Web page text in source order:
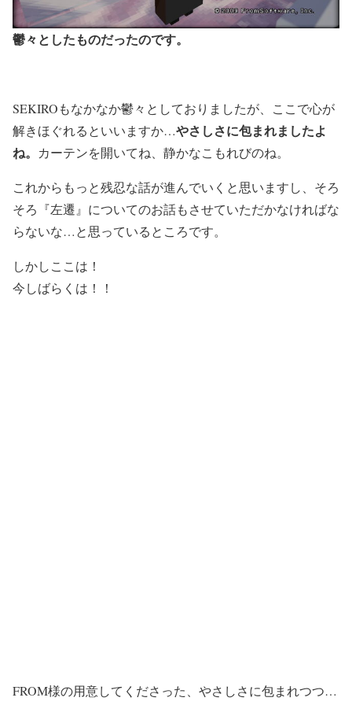
鬱々としたものだったのです。
SEKIROもなかなか鬱々としておりましたが、ここで心が
解きほぐれるといいますか…やさしさに包まれましたよ
ね。 カーテンを開いてね、静かなこもれびのね。
これからもっと残忍な話が進んでいくと思いますし、そろ
そろ『左遷』についてのお話もさせていただかなければな
らないな…と思っているところです。
しかしここは！
今しばらくは！！
FROM様の用意してくださった、やさしさに包まれつつ…